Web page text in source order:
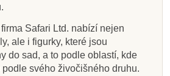
Safari Ltd. nabízí nejen
ale i figurky, které jsou
do sad, a to podle oblastí, kde
svého živočišného druhu.